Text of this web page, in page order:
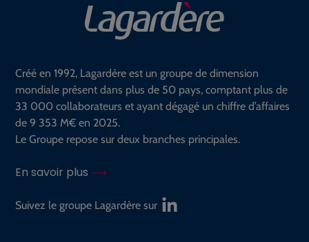
Créé en 1992, Lagardère est un groupe de dimension
mondiale présent dans plus de 50 pays, comptant plus de
33 000 collaborateurs et ayant dégagé un chiffre d’affaires
de 9 353 M€ en 2025.
Le Groupe repose sur deux branches principales.
En savoir plus
Suivez le groupe Lagardère sur